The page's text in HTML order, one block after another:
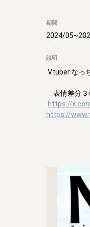
期間
2024/05~
説明
表情差分３
https://
https://